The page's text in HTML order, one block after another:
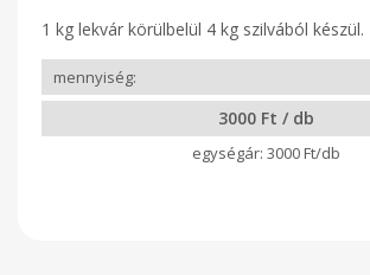
1 kg lekvár körülbelül 4 kg szilvából készül.
3000 Ft / db
3000 Ft/db